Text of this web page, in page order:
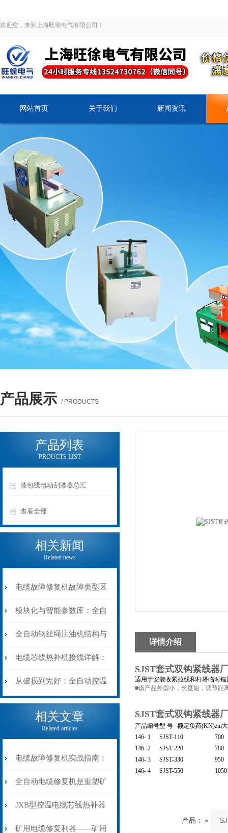
欢迎您，来到上海旺徐电气有限公司！
网站首页 关于我们 新闻资讯
产品展示 / PRODUCTS
产品列表
PROUCTS LIST
漆包线电动刮漆器总汇
查看全部
相关新闻
Related news
电缆故障修复机故障类型区
分指南：从“绝缘电
阻”到“波形特征”的精准诊
断逻辑
模块化与智能参数库：全自
动电缆修复机的快速换型逻
辑
全自动钢丝绳注油机结构与
工作原理：揭秘高效润滑的
机械密码
电缆芯线热补机接线详解：
从入门到精通
从破损到完好：全自动控温
电缆热补机的核心价值
相关文章
Related articles
电缆故障修复机实战指南：
从“盲测”到“精确定点”的三
步作业法
全自动电缆修复机是重塑矿
山电力动脉的“智能外科医
生”
JXB型控温电缆芯线热补器
安装与接线：精准修复的工
矿用电缆修复利器——矿用
详情介绍
SJST套式双钩紧线器
适用于安装收紧拉线和杆塔临时
■该产品外型小，长度短，调节距
SJST套式双钩紧线器
产品编号型 号 额定负荷(KN)zui
146- 1
SJST-110
700
146- 2
SJST-220
780
146- 3
SJST-330
950
146- 4
SJST-550 1050
产品：